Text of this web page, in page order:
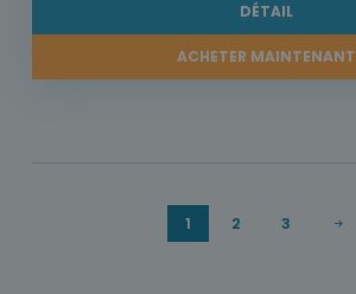
DÉTAIL
ACHETER MAINTENANT
1 2 3